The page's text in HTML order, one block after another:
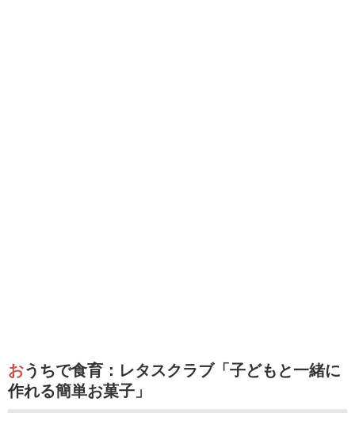
おうちで食育：レタスクラブ「子どもと一緒に
作れる簡単お菓子」